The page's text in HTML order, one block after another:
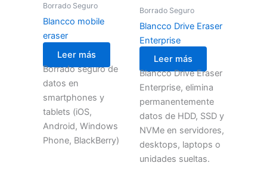
Borrado Seguro
Blancco mobile
eraser
Leer más
Borrado seguro de
datos en
smartphones y
tablets (iOS,
Android, Windows
Phone, BlackBerry)
Borrado Seguro
Blancco Drive Eraser
Enterprise
Leer más
Blancco Drive Eraser
Enterprise, elimina
permanentemente
datos de HDD, SSD y
NVMe en servidores,
desktops, laptops o
unidades sueltas.